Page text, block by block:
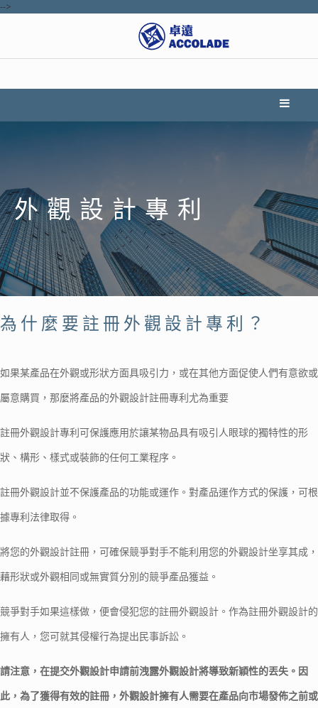
-->
外觀設計專利
為什麼要註冊外觀設計專利？
如果某產品在外觀或形狀方面具吸引力，或在其他方面促使人們有意欲或
屬意購買，那麼將產品的外觀設計註冊專利尤為重要
註冊外觀設計專利可保護應用於讓某物品具有吸引人眼球的獨特性的形
狀、構形、樣式或裝飾的任何工業程序。
註冊外觀設計並不保護產品的功能或運作。對產品運作方式的保護，可根
據專利法律取得。
將您的外觀設計註冊，可確保競爭對手不能利用您的外觀設計坐享其成，
藉形狀或外觀相同或無實質分別的競爭產品獲益。
競爭對手如果這樣做，便會侵犯您的註冊外觀設計。作為註冊外觀設計的
擁有人，您可就其侵權行為提出民事訴訟。
請注意，在提交外觀設計申請前洩露外觀設計將導致新穎性的丟失。因
此，為了獲得有效的註冊，外觀設計擁有人需要在產品向市場發佈之前或